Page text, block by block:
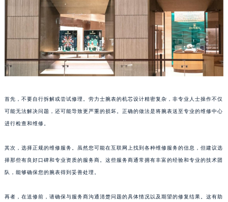
首先，不要自行拆解或尝试修理。劳力士腕表的机芯设计精密复杂，非专业人士操作不仅
可能无法解决问题，还可能导致更严重的损坏。正确的做法是将腕表送至专业的维修中心
进行检查和维修。
其次，选择正规的维修服务。虽然您可能在互联网上找到各种维修服务的信息，但建议选
择那些有良好口碑和专业资质的服务商。这些服务商通常拥有丰富的经验和专业的技术团
队，能够确保您的腕表得到妥善处理。
再者，在送修前，请确保与服务商沟通清楚问题的具体情况以及期望的修复结果。这有助